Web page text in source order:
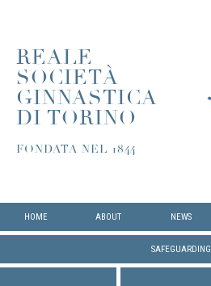
REALE
SOCIETÀ
GINNASTICA
DI TORINO
FONDATA NEL 1844
HOME ABOUT NEWS
SAFEGUARDING